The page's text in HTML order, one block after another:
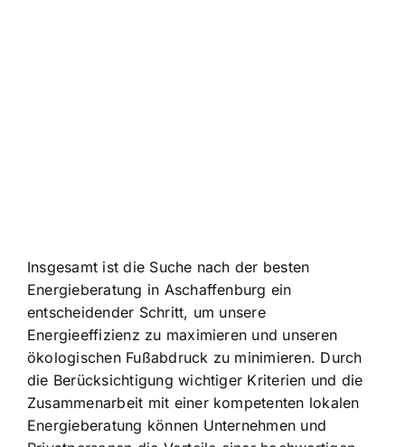
Insgesamt ist die Suche nach der besten
Energieberatung in Aschaffenburg ein
entscheidender Schritt, um unsere
Energieeffizienz zu maximieren und unseren
ökologischen Fußabdruck zu minimieren. Durch
die Berücksichtigung wichtiger Kriterien und die
Zusammenarbeit mit einer kompetenten lokalen
Energieberatung können Unternehmen und